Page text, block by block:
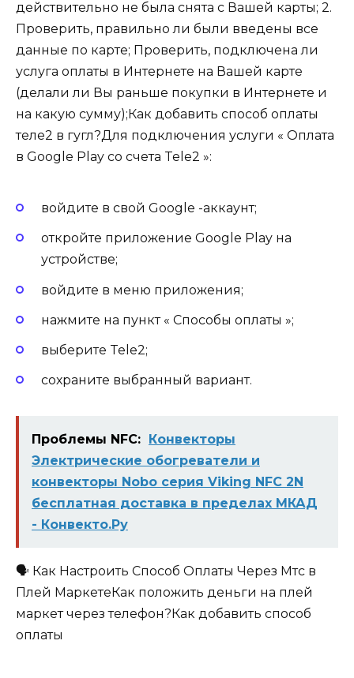
действительно не была снята с Вашей карты; 2.
Проверить, правильно ли были введены все
данные по карте; Проверить, подключена ли
услуга оплаты в Интернете на Вашей карте
(делали ли Вы раньше покупки в Интернете и
на какую сумму);Как добавить способ оплаты
теле2 в гугл?Для подключения услуги « Оплата
в Google Play со счета Tele2 »:
войдите в свой Google -аккаунт;
откройте приложение Google Play на
устройстве;
войдите в меню приложения;
нажмите на пункт « Способы оплаты »;
выберите Tele2;
сохраните выбранный вариант.
Проблемы NFC:
Конвекторы
Электрические обогреватели и
конвекторы Nobo серия Viking NFC 2N
бесплатная доставка в пределах МКАД
- Конвекто.Ру
🗣 Как Настроить Способ Оплаты Через Мтс в
Плей МаркетеКак положить деньги на плей
маркет через телефон?Как добавить способ
оплаты